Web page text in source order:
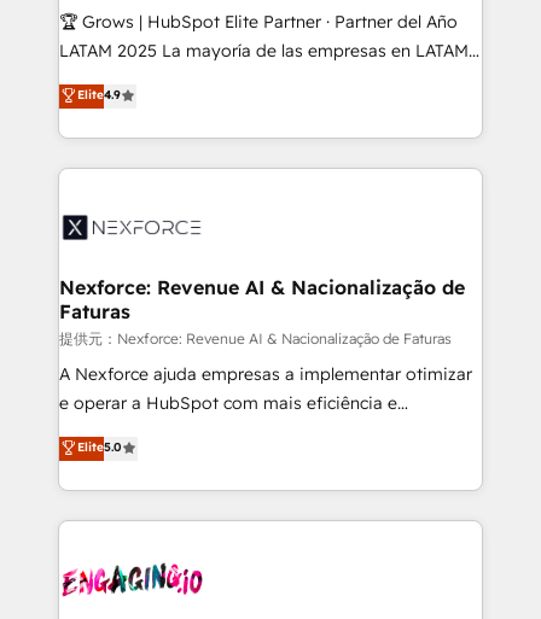
focus on growing B2B companies in the SME sector
such as manufacturing, SaaS, business services and
partner, we know how important user adoption is.
That's why we have developed a step-by-step
technology and people with each other. Together we
strive for optimal customer processes and
🏆 Grows | HubSpot Elite Partner · Partner del Año
LATAM 2025 La mayoría de las empresas en LATAM
no tienen un problema de herramientas. Tienen un
problema de orden. Equipos desalineados, datos
dispersos y procesos que dependen de personas
clave — no de sistemas. Eso frena el crecimiento,
⚙️ Grows ordena los procesos comerciales, alinea
de forma que genera resultados reales desde las
primeras semanas — no meses. 🤝 No entregamos
proyectos y nos vamos. Nos quedamos como
socios estratégicos, ayudando a sostener y escalar
lo que construimos juntos. Porque crecer sin orden
Operamos en Colombia, Perú, México, Ecuador,
Chile, Panamá, Bolivia, Argentina y República
B2B. ✅ Crece con orden. Crece con Grows.
Elite4.9
Nexforce: Revenue AI & Nacionalização de
Faturas
提供元：Nexforce: Revenue AI & Nacionalização de Faturas
A Nexforce ajuda empresas a implementar otimizar
e operar a HubSpot com mais eficiência e
previsibilidade de receita. Combinamos Revenue
Operations (RevOps) e Inteligência Artificial para
estruturar processos integrar sistemas organizar
dados e automatizar operações. O objetivo é
operacional de receita conectando equipes
Elite5.0